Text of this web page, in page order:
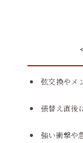
弦交換やメ
張替え直後
強い衝撃や